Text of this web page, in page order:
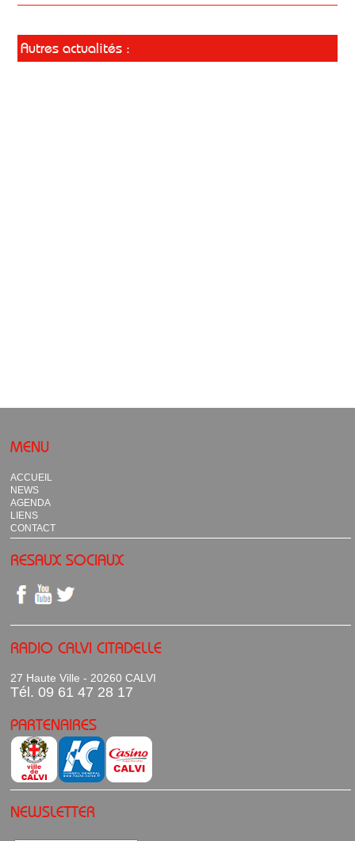
Autres actualités :
MENU
ACCUEIL
NEWS
AGENDA
LIENS
CONTACT
RESAUX SOCIAUX
RADIO CALVI CITADELLE
27 Haute Ville - 20260 CALVI
Tél. 09 61 47 28 17
PARTENAIRES
NEWSLETTER